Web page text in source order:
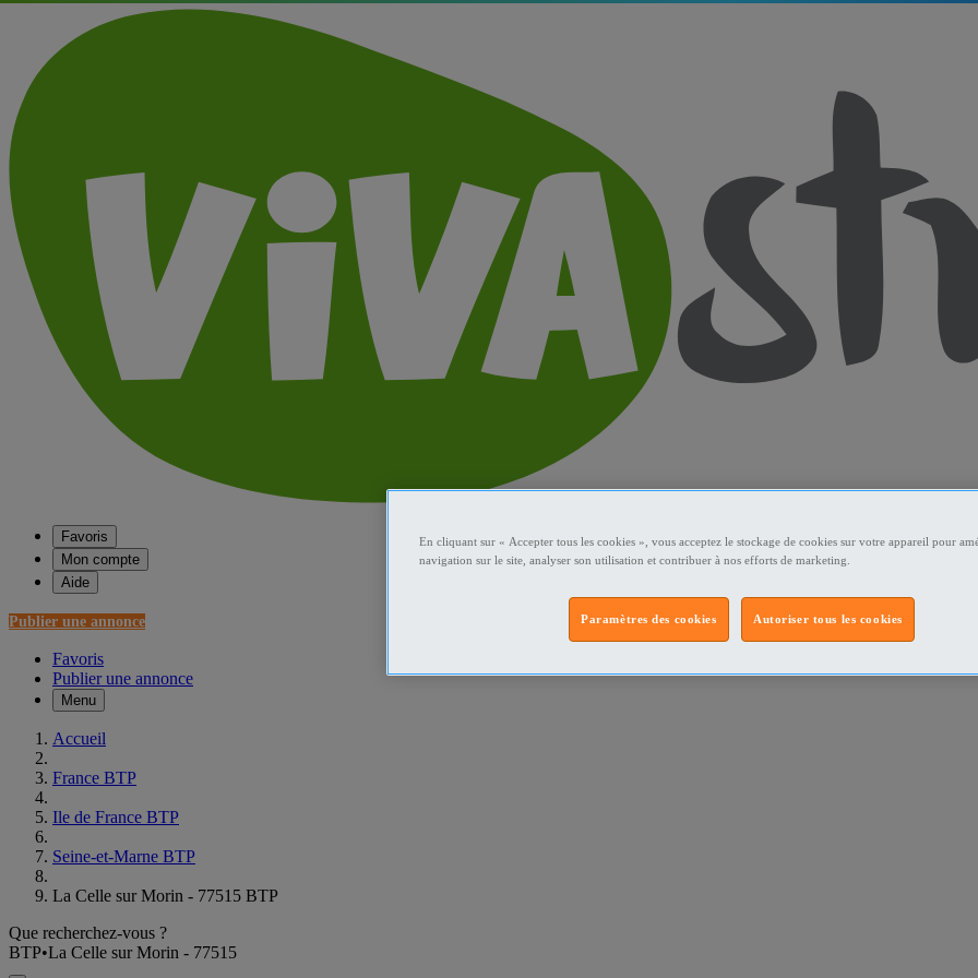
Favoris
Mon compte
Aide
Publier une annonce
Favoris
Publier une annonce
Menu
Accueil
France BTP
Ile de France BTP
Seine-et-Marne BTP
La Celle sur Morin - 77515 BTP
Que recherchez-vous ?
BTP•La Celle sur Morin - 77515
En cliquant sur « Accepter tous les cookies », vous acceptez le stockage de cookies sur votre appareil pour
navigation sur le site, analyser son utilisation et contribuer à nos efforts de marketing.
Autoriser tous les cookies
Paramètres des cookies